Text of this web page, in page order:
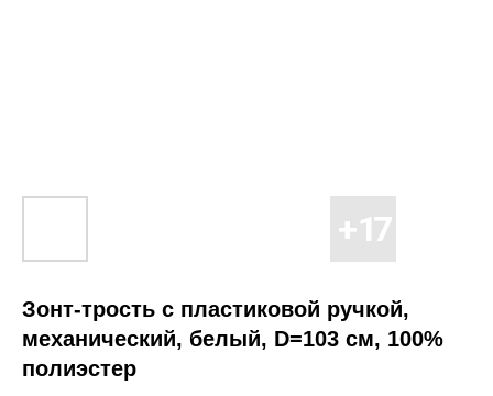
Зонт-трость с пластиковой ручкой,
механический, белый, D=103 см, 100%
полиэстер